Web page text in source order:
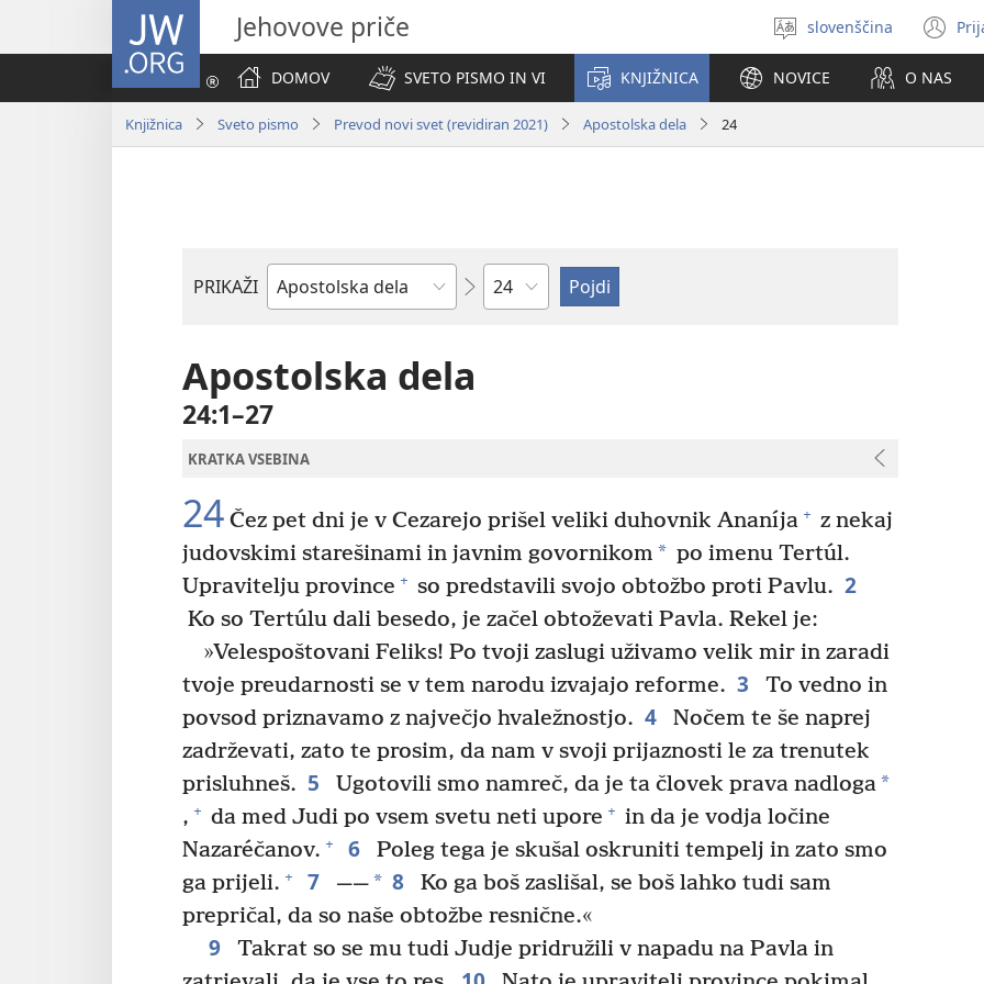
JW.ORG Jehovove priče
Izberite
jezik
slovenščina
DOMOV
SVETO PISMO IN VI KNJIŽNICA NOVICE O NAS
Knjižnica Sveto pismo Prevod novi svet (revidiran 2021) Apostolska dela 24
PRIKAŽI
Po
Poglavje
Apostolska dela
24:1–27
KRATKA VSEBINA
24 Čez pet dni je v Cezarejo prišel veliki duhovnik Ananíja + z nekaj
judovskimi starešinami in javnim govornikom * po imenu Tertúl.
Upravitelju province + so predstavili svojo obtožbo proti Pavlu. 2
Ko so Tertúlu dali besedo, je začel obtoževati Pavla. Rekel je:
»Velespoštovani Feliks! Po tvoji zaslugi uživamo velik mir in zaradi
tvoje preudarnosti se v tem narodu izvajajo reforme. 3
To vedno in
povsod priznavamo z največjo hvaležnostjo. 4
Nočem te še naprej
zadrževati, zato te prosim, da nam v svoji prijaznosti le za trenutek
prisluhneš. 5 Ugotovili smo namreč, da je ta človek prava nadloga*
, + da med Judi po vsem svetu neti upore + in da je vodja ločine
Nazaréčanov. + 6
Poleg tega je skušal oskruniti tempelj in zato smo
ga prijeli. + 7 ——* 8
Ko ga boš zaslišal, se boš lahko tudi sam
prepričal, da so naše obtožbe resnične.«
9
Takrat so se mu tudi Judje pridružili v napadu na Pavla in